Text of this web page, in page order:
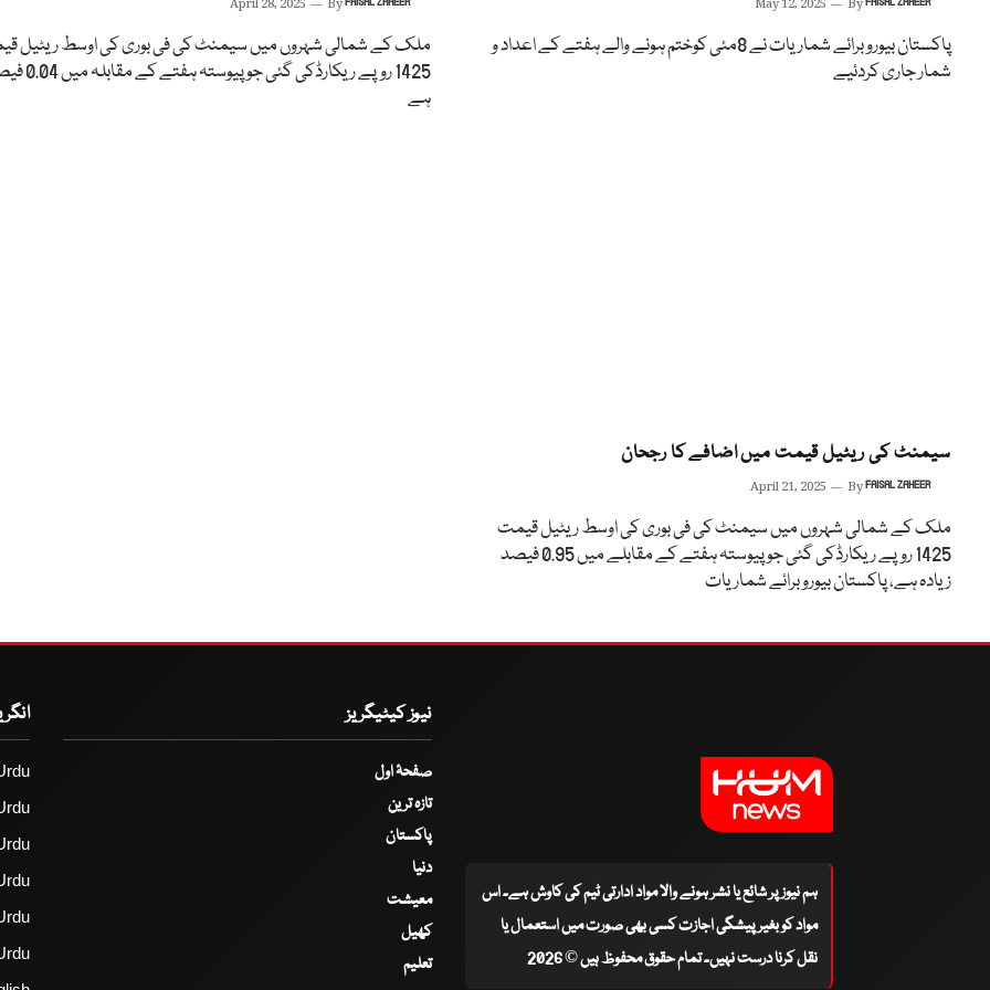
May 12, 2025 By
پاکستان بیوروبرائے شماریات نے 8مئی کوختم ہونے والے ہفتے کے اعداد و
شمار جاری کردئیے
April 28, 2025 By
ملک کے شمالی شہروں میں سیمنٹ کی فی بوری کی اوسط ریٹیل
1425 روپے
ہے
سیمنٹ کی ریٹیل قیمت میں اضافے کا رجحان
April 21, 2025 ByFAISAL ZAHEER
ملک کے شمالی شہروں میں سیمنٹ کی فی بوری کی اوسط ریٹیل قیمت
1425 روپے ریکارڈکی گئی جو پیوستہ ہفتے کے مقابلے میں 0.95 فیصد
زیادہ ہے، پاکستان بیورو برائے شماریات
ہم نیوز پر شائع یا نشر ہونے والا مواد ادارتی ٹیم کی کاوش ہے۔ اس
مواد کو بغیر پیشگی اجازت کسی بھی صورت میں استعمال یا
نقل کرنا درست نہیں۔ تمام حقوق محفوظ ہیں © 2026
نیوز کیٹیگریز
صفحۂ اول
تازہ ترین
پاکستان
دنیا
معیشت
کھیل
تعلیم